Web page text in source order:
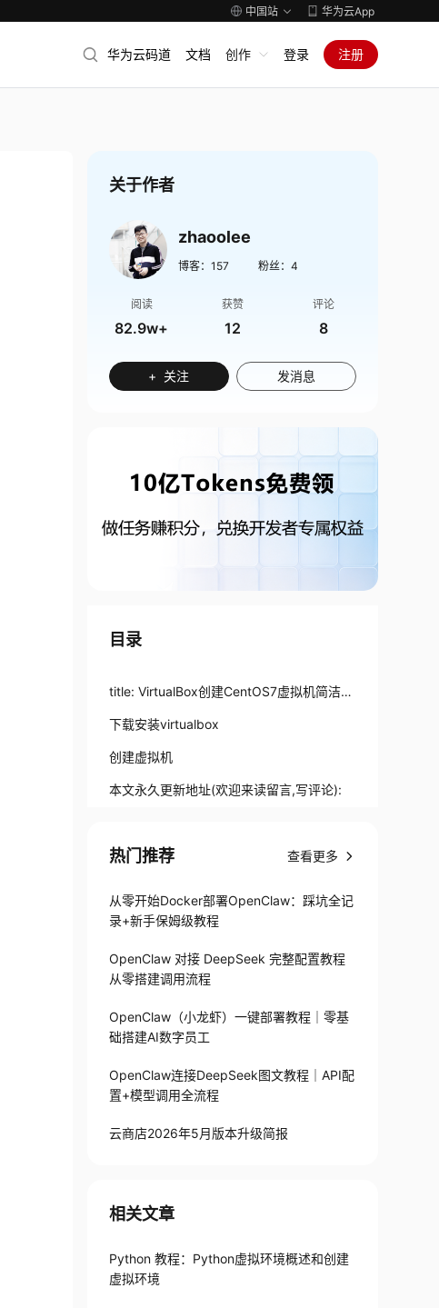
中国站 华为云App
华为云码道 文档 创作 登录 注册
DVD-2009.
关于作者
zhaoolee
博客： 157 粉丝： 4
阅读
82.9w+
获赞
12
评论
8
+ 关注 发消息
目录
title: VirtualBox创建CentOS7虚拟机简洁教
程
下载安装virtualbox
创建虚拟机
本文永久更新地址(欢迎来读留言,写评论):
热门推荐 查看更多
从零开始Docker部署OpenClaw：踩坑全记
录+新手保姆级教程
OpenClaw 对接 DeepSeek 完整配置教程
从零搭建调用流程
OpenClaw（小龙虾）一键部署教程｜零基
础搭建AI数字员工
OpenClaw连接DeepSeek图文教程｜API配
置+模型调用全流程
云商店2026年5月版本升级简报
相关文章
Python 教程：Python虚拟环境概述和创建
虚拟环境